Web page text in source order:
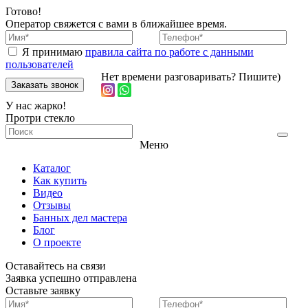
Готово!
Оператор свяжется с вами в ближайшее время.
Я принимаю правила сайта по работе с данными
пользователей
Нет времени разговаривать? Пишите)
У нас жарко!
Протри стекло
Меню
Каталог
Как купить
Видео
Отзывы
Банных дел мастера
Блог
О проекте
Оставайтесь на связи
Заявка успешно отправлена
Оставьте заявку